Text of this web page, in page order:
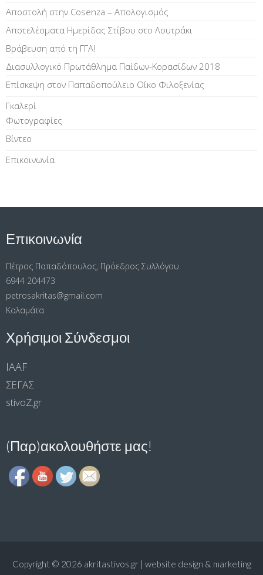
Αποστολή στην Cosenza – Απολογισμός
Αποτελέσματα Ημερίδας Στίβου στο Λουτράκι
Βράβευση από τη ΓΓΑ!
Διασυλλογικό Πρωτάθλημα Παίδων-Κορασίδων 2018
Επίσκεψη στον Παπαδοπούλειο Οίκο Φιλοξενίας
Γκαλερί
Φωτογραφίες
Βίντεο
Επικοινωνία
Επικοινωνία
Πέτρος Παπαδόπουλος, Πρόεδρος Συλλόγου
6944 204473
petrosakritas@gmail.com
Καλαμάτα
Χρήσιμοι Σύνδεσμοι
IAAF
ΣΕΓΑΣ
stivoΖ.gr
(Παρ)ακολουθήστε μας!
Copyright © 2026 akritastivos.gr | website design & marketing